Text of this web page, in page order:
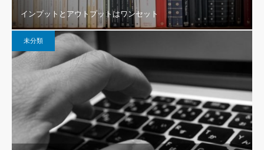
インプットとアウトプットはワンセット
未分類